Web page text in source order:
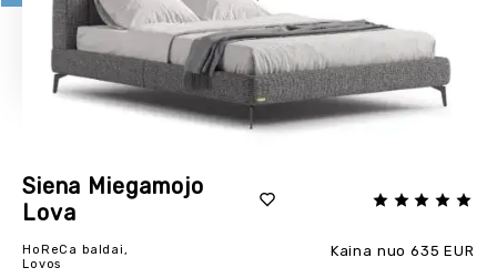
Siena Miegamojo
Lova
HoReCa baldai,
Lovos
Kaina nuo 635 EUR